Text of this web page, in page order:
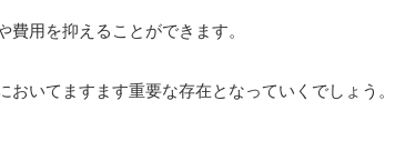
用を抑えることができます。
いてますます重要な存在となっていくでしょう。